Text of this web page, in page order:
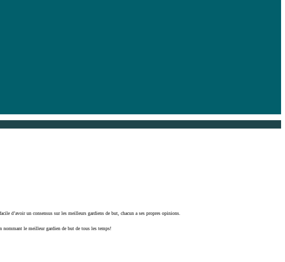
d’avoir un consensus sur les meilleurs gardiens de but, chacun a ses propres opinions.
nommant le meilleur gardien de but de tous les temps!